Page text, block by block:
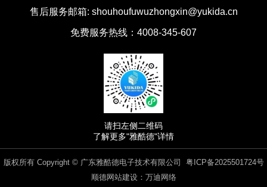
售后服务邮箱: shouhoufuwuzhongxin@yukida.cn
免费服务热线：4008-345-607
请扫左侧二维码
了解更多"雅酷德"详情
版权所有 Copyright © 广东雅酷德电子技术有限公司 粤ICP备2025501724号
顺德网站建设： 万迪网络